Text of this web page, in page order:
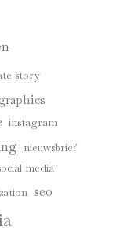
story
instagram
nieuwsbrief
media
seo